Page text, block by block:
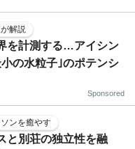
解説
を計測する…アイシン
の水粒子｣のポテンシ
Sponsored
ンを癒やす
と別荘の独立性を融